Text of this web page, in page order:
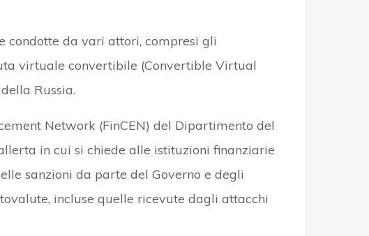
condotte da vari attori, compresi gli
virtuale convertibile (Convertible Virtual
Russia.
Network (FinCEN) del Dipartimento del
in cui si chiede alle istituzioni finanziarie
sanzioni da parte del Governo e degli
incluse quelle ricevute dagli attacchi